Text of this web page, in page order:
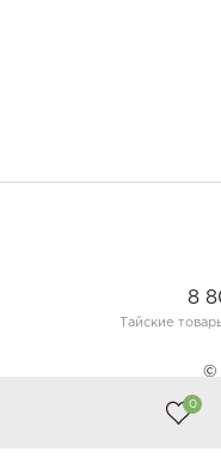
0
8
Тайские
©